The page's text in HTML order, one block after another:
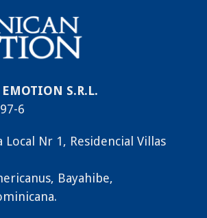
S.R.L.
6
Local Nr 1, Residencial Villas
Bayahibe,